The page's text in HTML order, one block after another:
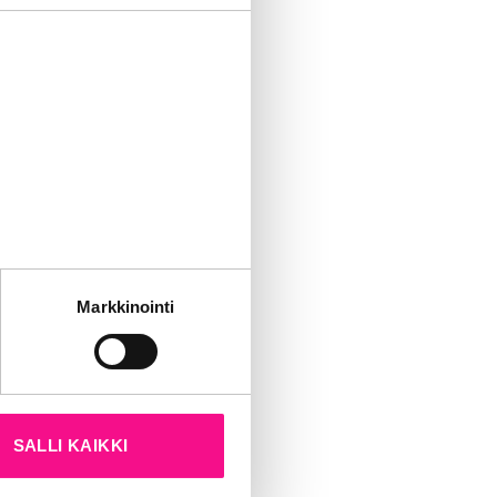
sivustoamme.
Markkinointi
SALLI KAIKKI